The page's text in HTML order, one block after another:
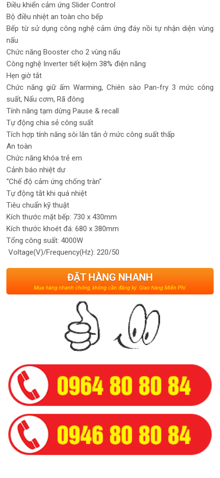
Ðiều khiển cảm ứng Slider Control
Bộ điều nhiệt an toàn cho bếp
Bếp từ sử dụng công nghệ cảm ứng đáy nồi tự nhận diện vùng
nấu
Chức năng Booster cho 2 vùng nấu
Công nghệ Inverter tiết kiệm 38% điện năng
Hẹn giờ tắt
Chức năng giữ ấm Warming, Chiên sào Pan-fry 3 mức công
suất, Nấu cơm, Rã đông
Tính năng tạm dừng Pause & recall
Tự động chia sẻ công suất
Tích hợp tính năng sôi lăn tăn ở mức công suất thấp
An toàn
Chức năng khóa trẻ em
Cảnh báo nhiệt dư
“Chế độ cảm ứng chống tràn"
Tự động tắt khi quá nhiệt
Tiêu chuẩn kỹ thuật
Kích thước mặt bếp: 730 x 430mm
Kích thước khoét đá: 680 x 380mm
Tổng công suất: 4000W
Voltage(V)/Frequency(Hz): 220/50
ĐẶT HÀNG NHANH
Mua hàng nhanh chóng, không cần đăng ký. Giao hàng Miễn Phí